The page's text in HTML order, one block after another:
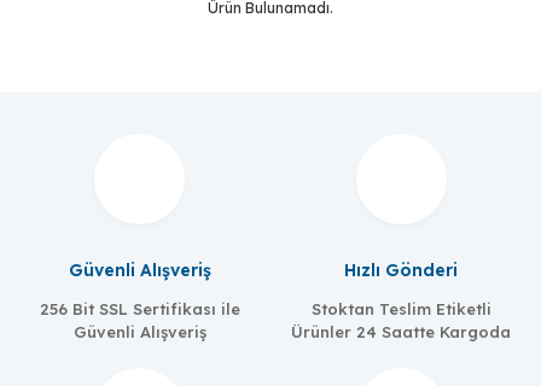
Ürün Bulunamadı.
Güvenli Alışveriş
256 Bit SSL Sertifikası ile
Güvenli Alışveriş
Hızlı Gönderi
Stoktan Teslim Etiketli
Ürünler 24 Saatte Kargoda